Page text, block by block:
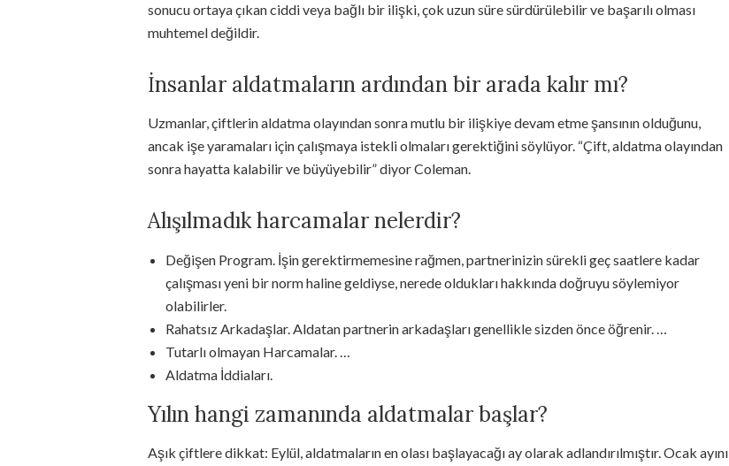
sonucu ortaya çıkan ciddi veya bağlı bir ilişki, çok uzun süre sürdürülebilir ve başarılı olması
muhtemel değildir.
İnsanlar aldatmaların ardından bir arada kalır mı?
Uzmanlar, çiftlerin aldatma olayından sonra mutlu bir ilişkiye devam etme şansının olduğunu,
ancak işe yaramaları için çalışmaya istekli olmaları gerektiğini söylüyor. “Çift, aldatma olayından
sonra hayatta kalabilir ve büyüyebilir” diyor Coleman.
Alışılmadık harcamalar nelerdir?
Değişen Program. İşin gerektirmemesine rağmen, partnerinizin sürekli geç saatlere kadar
çalışması yeni bir norm haline geldiyse, nerede oldukları hakkında doğruyu söylemiyor
olabilirler.
Rahatsız Arkadaşlar. Aldatan partnerin arkadaşları genellikle sizden önce öğrenir. …
Tutarlı olmayan Harcamalar. …
Aldatma İddiaları.
Yılın hangi zamanında aldatmalar başlar?
Aşık çiftlere dikkat: Eylül, aldatmaların en olası başlayacağı ay olarak adlandırılmıştır. Ocak ayını